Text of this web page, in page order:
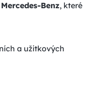
Benz, které
a užitkových